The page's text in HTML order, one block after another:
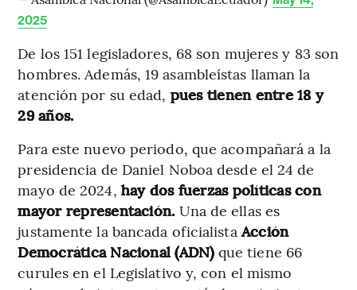
2025
De los 151 legisladores, 68 son mujeres y 83 son
hombres. Además, 19 asambleístas llaman la
atención por su edad, pues tienen entre 18 y
29 años.
Para este nuevo periodo, que acompañará a la
presidencia de Daniel Noboa desde el 24 de
mayo de 2024, hay dos fuerzas políticas con
mayor representación. Una de ellas es
justamente la bancada oficialistaAcción
Democrática Nacional (ADN) que tiene 66
curules en el Legislativo y, con el mismo